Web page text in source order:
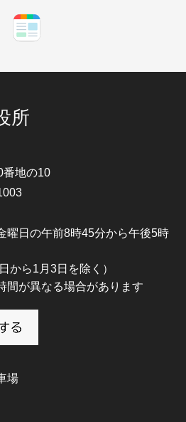
所
番地の10
曜日の午前8時45分から午後5時
から1月3日を除く）
間が異なる場合があります
場